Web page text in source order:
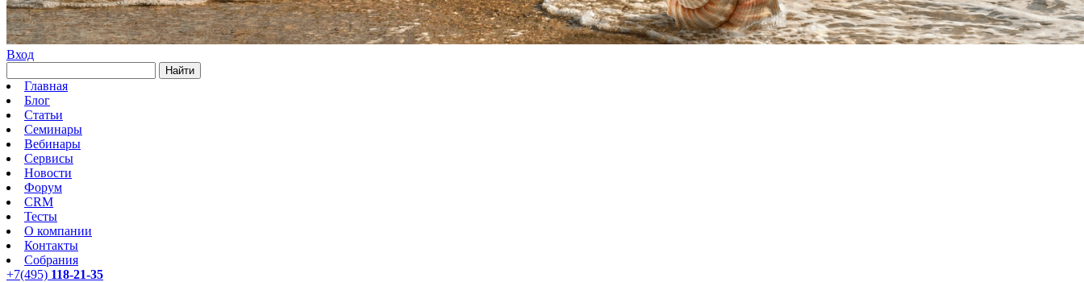
Вход
Найти
Главная
Блог
Статьи
Семинары
Вебинары
Сервисы
Новости
Форум
CRM
Тесты
О компании
Контакты
Собрания
+7(495) 118-21-35